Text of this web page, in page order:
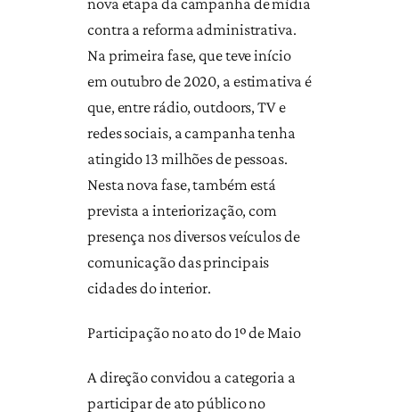
contra a reforma administrativa.
Na primeira fase, que teve início
em outubro de 2020, a estimativa é
que, entre rádio, outdoors, TV e
redes sociais, a campanha tenha
atingido 13 milhões de pessoas.
Nesta nova fase, também está
prevista a interiorização, com
presença nos diversos veículos de
comunicação das principais
cidades do interior.
Participação no ato do 1º de Maio
A direção convidou a categoria a
participar de ato público no